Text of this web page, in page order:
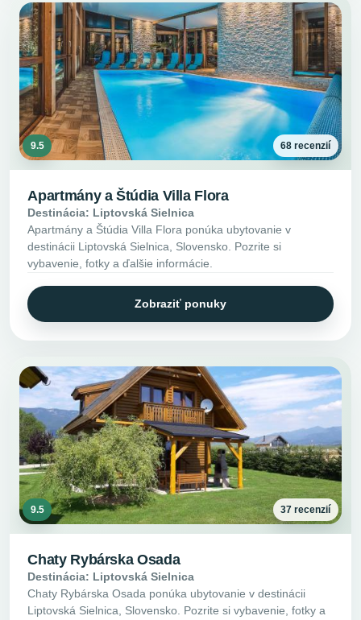
9.5 68 recenzií
Apartmány a Štúdia Villa Flora
Destinácia: Liptovská Sielnica
Apartmány a Štúdia Villa Flora ponúka ubytovanie v
destinácii Liptovská Sielnica, Slovensko. Pozrite si
vybavenie, fotky a ďalšie informácie.
Zobraziť ponuky
9.5 37 recenzií
Chaty Rybárska Osada
Destinácia: Liptovská Sielnica
Chaty Rybárska Osada ponúka ubytovanie v destinácii
Liptovská Sielnica, Slovensko. Pozrite si vybavenie, fotky a